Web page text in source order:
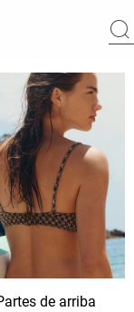
de arriba